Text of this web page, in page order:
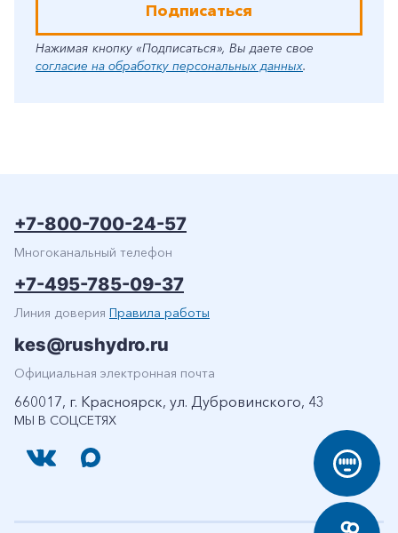
Подписаться
Нажимая кнопку «Подписаться», Вы даете свое
согласие на обработку персональных данных.
МЫ В СОЦСЕТЯХ
+7-800-700-24-57
Многоканальный телефон
+7-495-785-09-37
Линия доверия Правила работы
kes@rushydro.ru
Официальная электронная почта
660017, г. Красноярск, ул. Дубровинского, 43